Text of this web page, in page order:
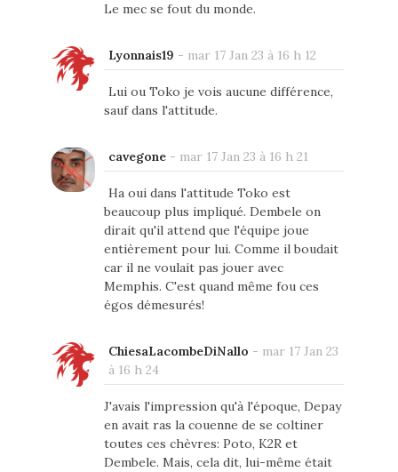
Le mec se fout du monde.
Lyonnais19 - mar 17 Jan 23 à 16 h 12
Lui ou Toko je vois aucune différence,
sauf dans l'attitude.
cavegone- mar 17 Jan 23 à 16 h 21
Ha oui dans l'attitude Toko est
beaucoup plus impliqué. Dembele on
dirait qu'il attend que l'équipe joue
entièrement pour lui. Comme il boudait
car il ne voulait pas jouer avec
Memphis. C'est quand même fou ces
égos démesurés!
ChiesaLacombeDiNallo - mar 17 Jan 23
à 16 h 24
J'avais l'impression qu'à l'époque, Depay
en avait ras la couenne de se coltiner
toutes ces chèvres: Poto, K2R et
Dembele. Mais, cela dit, lui-même était